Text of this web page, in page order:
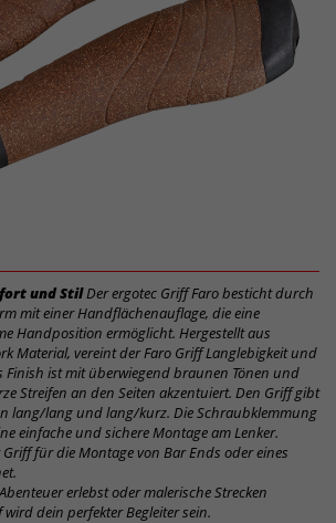
und StilDer ergotec Griff Faro besticht durch
mit einer Handflächenauflage, die eine
Handposition ermöglicht. Hergestellt aus
Material, vereint der Faro Griff Langlebigkeit und
Finish ist mit überwiegend braunen Tönen und
Streifen an den Seiten akzentuiert. Den Griff gibt
lang/lang und lang/kurz. Die Schraubklemmung
einfache und sichere Montage am Lenker.
für die Montage von Bar Ends oder eines
erlebst oder malerische Strecken
dein perfekter Begleiter sein.